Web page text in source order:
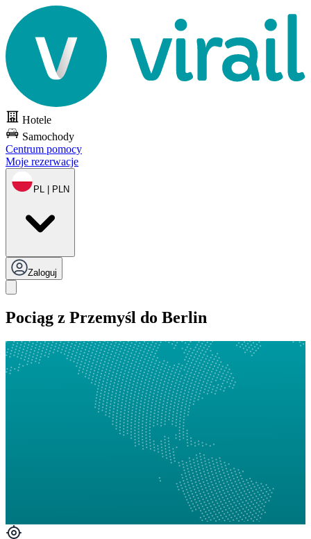
Hotele
Samochody
Centrum pomocy
Moje rezerwacje
PL | PLN
Zaloguj
Pociąg z Przemyśl do Berlin